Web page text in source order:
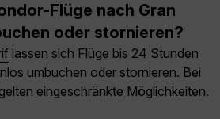
Flüge nach Gran
oder stornieren?
lassen sich Flüge bis 24 Stunden
umbuchen oder stornieren. Bei
eingeschränkte Möglichkeiten.